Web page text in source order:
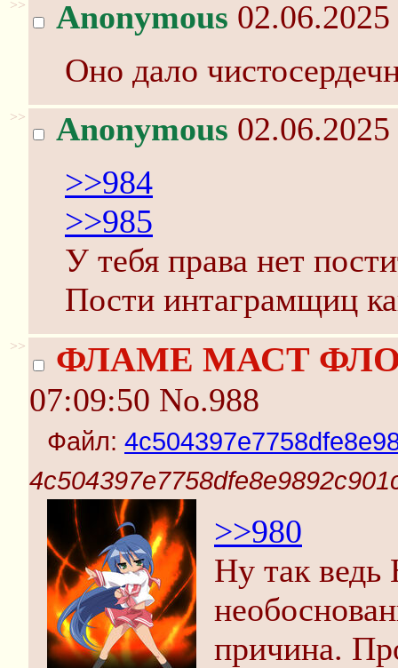
>> Anonymous
Оно дало
>> Anonymous
>>984
>>985
У тебя права нет
Пости интаграмщиц
>> ФЛАМЕ МАСТ
07:09:50 No.988
Файл:
>>980
Ну так ведь
причина.